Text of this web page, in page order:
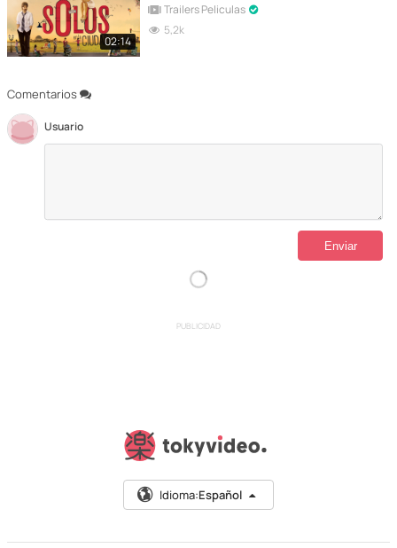
Comentarios
Usuario
02:14
Trailers Peliculas
5,2k
PUBLICIDAD
Idioma:Español